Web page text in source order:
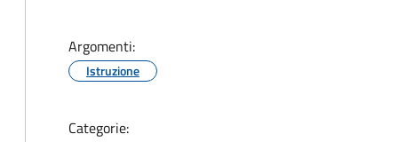
Argomenti:
Istruzione
Categorie: